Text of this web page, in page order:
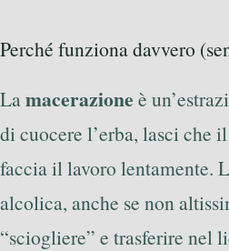
Perché funziona davvero
Lamacerazione è
di cuocere l’erba, lasci che il
faccia il lavoro lentamente.
alcolica, anche se non
“sciogliere” e trasferire nel